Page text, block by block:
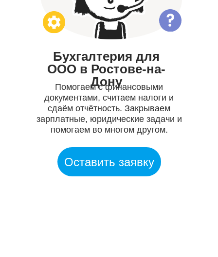
Бухгалтерия для
ООО в Ростове-на-
Дону
Помогаем с финансовыми
документами, считаем налоги и
сдаём отчётность. Закрываем
зарплатные, юридические задачи и
помогаем во многом другом.
Оставить заявку